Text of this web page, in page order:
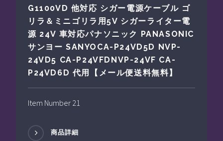
G1100VD 他対応 シガー電源ケーブル ゴ
リラ＆ミニゴリラ用5V シガーライター電
源 24V 車対応パナソニック PANASONIC
サンヨー SANYOCA-P24VD5D NVP-
24VD5 CA-P24VFDNVP-24VF CA-
P24VD6D 代用【メール便送料無料】
Item Number 21
商品詳細